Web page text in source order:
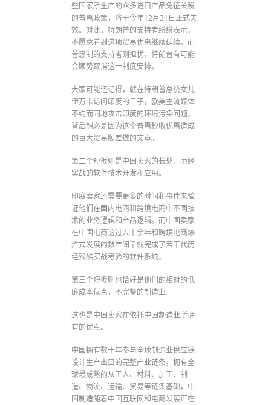
些国家所生产的众多进口产品免征关税
的普惠政策，将于今年12月31日正式失
效。对此，特朗普的支持者纷纷表示，
不愿意看到这项贸易优惠继续延续。而
普惠制的支持者则担忧，特朗普有可能
会顺势取消这一制度安排。
大家可能还记得，就在特朗普总统女儿
伊万卡访问印度的日子，欧美主流媒体
不约而同地攻击印度的环境污染问题。
背后想必是因为这个普惠税收优惠造成
的巨大贸易顺差做的文章。
第二个短板则是中国卖家的长处，历经
实战的软件技术开发和应用。
印度卖家还需要更多的时间和事件来验
证他们在国内电商和跨境电商中不同技
术的业务逻辑和产品逻辑。而中国卖家
在中国电商这过去十余年和跨境电商爆
炸式发展的数年间早就完成了若干代历
经残酷实战考验的软件系统。
第三个短板则也恰好是他们的相对的低
廉成本优点，不完整的制造业。
这也是中国卖家在依托中国制造业所拥
有的优点。
中国拥有数十年参与全球制造业供应链
设计生产出口的完整产业链条，拥有全
球最成熟的从工人、材料、加工、制
造、物流、运输、贸易等链条基础，中
国制造随着中国互联网和电商发展正在